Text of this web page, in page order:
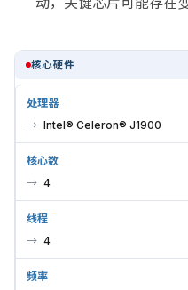
核心硬件
处理器
Intel® Celeron® J1900
核心数
4
线程
4
频率